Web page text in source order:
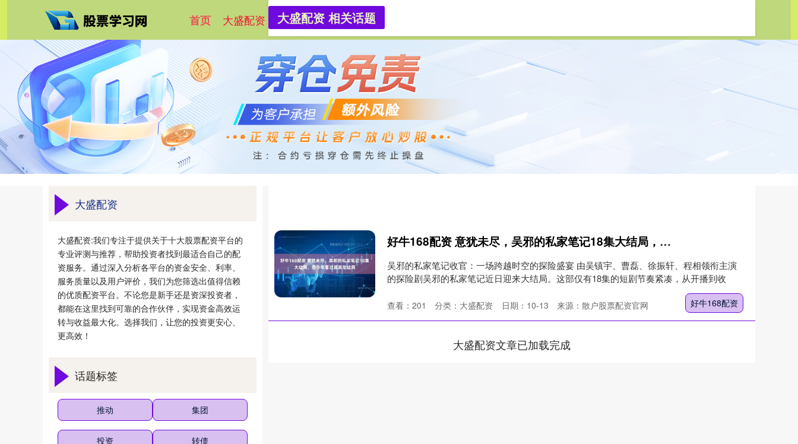
首页 大盛配资 大盛配资官网 大盛配资平台
大盛配资 相关话题
好牛168配资 意犹未尽，吴邪的私家笔记18集大结局，是今年看过最高能结局
吴邪的私家笔记收官：一场跨越时空的探险盛宴 由吴镇宇、曹磊、徐振轩、程相领衔主演
的探险剧吴邪的私家笔记近日迎来大结局。这部仅有18集的短剧节奏紧凑，从开播到收
好牛168配资
日期：10-13 来源：散户股票配资官网
查看： 201 分类： 大盛配资
大盛配资文章已加载完成
大盛配资
大盛配资:我们专注于提供关于十大股票配资平台的
专业评测与推荐，帮助投资者找到最适合自己的配
资服务。通过深入分析各平台的资金安全、利率、
服务质量以及用户评价，我们为您筛选出值得信赖
的优质配资平台。不论您是新手还是资深投资者，
都能在这里找到可靠的合作伙伴，实现资金高效运
转与收益最大化。选择我们，让您的投资更安心、
更高效！
话题标签
推动 集团
投资 转债